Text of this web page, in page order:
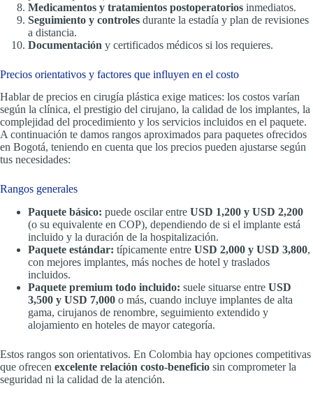
Medicamentos y tratamientos postoperatorios inmediatos.
Seguimiento y controles durante la estadía y plan de revisiones
a distancia.
Documentación y certificados médicos si los requieres.
Precios orientativos y factores que influyen en el costo
Hablar de precios en cirugía plástica exige matices: los costos varían
según la clínica, el prestigio del cirujano, la calidad de los implantes, la
complejidad del procedimiento y los servicios incluidos en el paquete.
A continuación te damos rangos aproximados para paquetes ofrecidos
en Bogotá, teniendo en cuenta que los precios pueden ajustarse según
tus necesidades:
Rangos generales
Paquete básico: puede oscilar entre USD 1,200 y USD 2,200
(o su equivalente en COP), dependiendo de si el implante está
incluido y la duración de la hospitalización.
Paquete estándar: típicamente entre USD 2,000 y USD 3,800,
con mejores implantes, más noches de hotel y traslados
incluidos.
Paquete premium todo incluido: suele situarse entre USD
3,500 y USD 7,000 o más, cuando incluye implantes de alta
gama, cirujanos de renombre, seguimiento extendido y
alojamiento en hoteles de mayor categoría.
Estos rangos son orientativos. En Colombia hay opciones competitivas
que ofrecen excelente relación costo-beneficio sin comprometer la
seguridad ni la calidad de la atención.